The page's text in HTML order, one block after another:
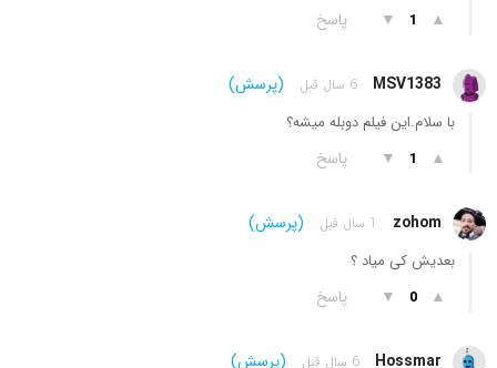
▲
1
▼ پاسخ
MSV1383 6 سال قبل (پرسش)
با سلام.این فیلم دوبله میشه؟
▲
1
▼ پاسخ
zohom 1 سال قبل (پرسش)
بعدیش کی میاد ؟
▲
0
▼ پاسخ
Hossmar 6 سال قبل (پرسش)